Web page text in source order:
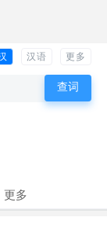
汉语 更多
更多